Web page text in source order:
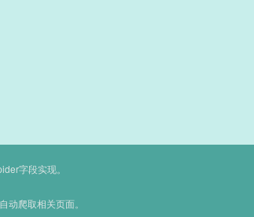
字段实现。
爬取相关页面。